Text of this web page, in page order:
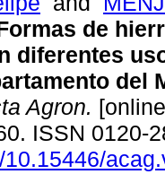
de
diferentes
del
Agron.
ISSN 0120-